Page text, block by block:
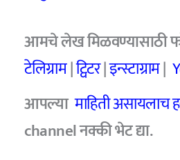
आमचे लेख मिळवण्यासाठी
टेलिग्राम|ट्विटर|इन्स्टाग्राम|
आपल्यामाहिती असायलाच
channel नक्की भेट द्या.